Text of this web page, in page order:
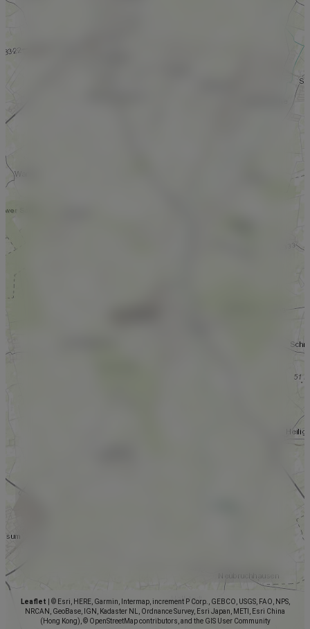
Leaflet
© Esri, HERE, Garmin, Intermap, increment P Corp., GEBCO, USGS, FAO, NPS,
NRCAN, GeoBase, IGN, Kadaster NL, Ordnance Survey, Esri Japan, METI, Esri China
(Hong Kong), © OpenStreetMap contributors, and the GIS User Community